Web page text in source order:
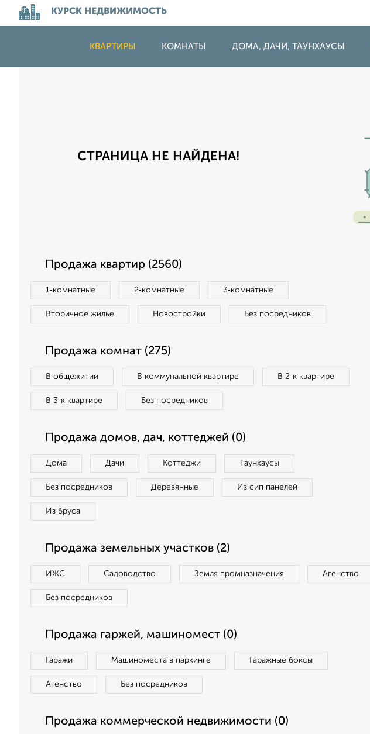
КУРСК НЕДВИЖИМОСТЬ
КВАРТИРЫ КОМНАТЫ ДОМА, ДАЧИ, ТАУНХАУСЫ
СТРАНИЦА НЕ НАЙДЕНА!
Продажа квартир (2560)
1‑комнатные 2‑комнатные 3‑комнатные
Вторичное жилье Новостройки Без посредников
Продажа комнат (275)
В общежитии В коммунальной квартире В 2‑к квартире
В 3‑к квартире Без посредников
Продажа домов, дач, коттеджей (0)
Дома Дачи Коттеджи Таунхаусы
Без посредников Деревянные Из сип панелей
Из бруса
Продажа земельных участков (2)
ИЖС Садоводство Земля промназначения Агенство
Без посредников
Продажа гаржей, машиномест (0)
Гаражи Машиноместа в паркинге Гаражные боксы
Агенство Без посредников
Продажа коммерческой недвижимости (0)